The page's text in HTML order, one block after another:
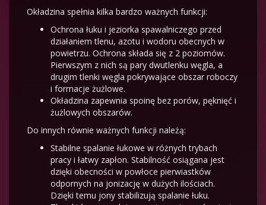
Okładzina spełnia kilka bardzo ważnych funkcji:
Ochrona łuku i jeziorka spawalniczego przed
działaniem tlenu, azotu i wodoru obecnych w
powietrzu. Ochrona składa się z 2 poziomów.
Pierwszym z nich są pary dwutlenku węgla, a
drugim tlenki węgla pokrywające obszar roboczy
i formacje żużlowe.
Okładzina zapewnia spoinę bez porów, pęknięć i
żużlowych obszarów.
Do innych równie ważnych funkcji należą:
Stabilne spalanie łukowe w różnych trybach
pracy i łatwy zapłon. Stabilność osiągana jest
dzięki obecności w powłoce pierwiastków
odpornych na jonizację w dużych ilościach.
Dzięki temu jony stabilizują spalanie łuku.